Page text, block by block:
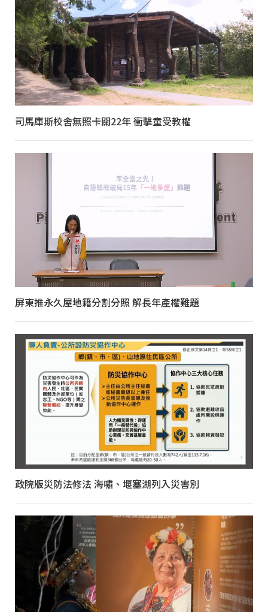
司馬庫斯校舍無照卡關22年 衝擊童受教權
屏東推永久屋地籍分割分照 解長年產權難題
政院版災防法修法 海嘯、堰塞湖列入災害別